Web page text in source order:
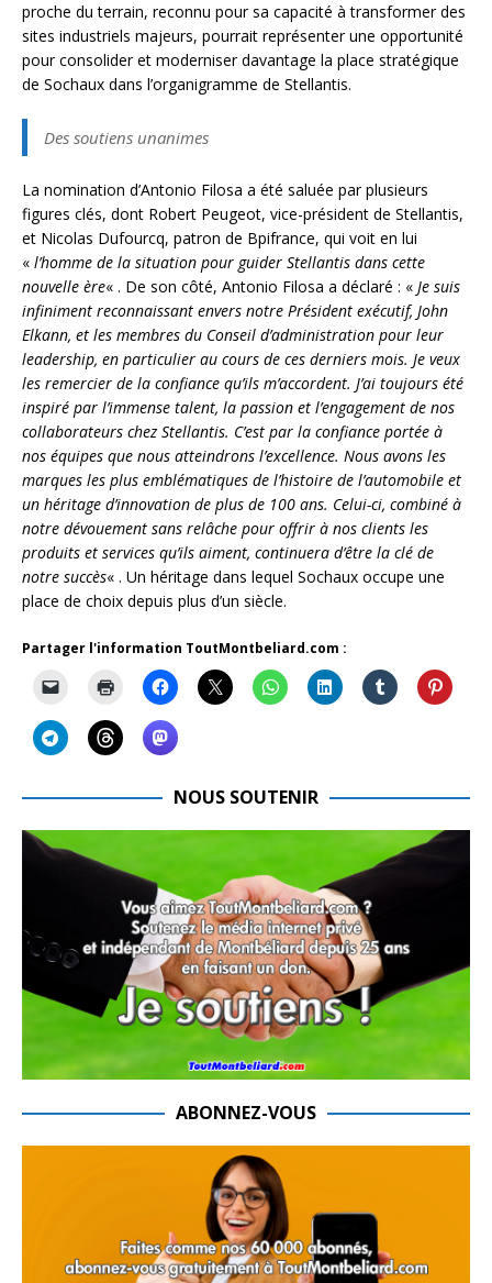
proche du terrain, reconnu pour sa capacité à transformer des
sites industriels majeurs, pourrait représenter une opportunité
pour consolider et moderniser davantage la place stratégique
de Sochaux dans l’organigramme de Stellantis.
Des soutiens unanimes
La nomination d’Antonio Filosa a été saluée par plusieurs
figures clés, dont Robert Peugeot, vice-président de Stellantis,
et Nicolas Dufourcq, patron de Bpifrance, qui voit en lui
« l’homme de la situation pour guider Stellantis dans cette
nouvelle ère« . De son côté, Antonio Filosa a déclaré : « Je suis
infiniment reconnaissant envers notre Président exécutif, John
Elkann, et les membres du Conseil d’administration pour leur
leadership, en particulier au cours de ces derniers mois. Je veux
les remercier de la confiance qu’ils m’accordent. J’ai toujours été
inspiré par l’immense talent, la passion et l’engagement de nos
collaborateurs chez Stellantis. C’est par la confiance portée à
nos équipes que nous atteindrons l’excellence. Nous avons les
marques les plus emblématiques de l’histoire de l’automobile et
un héritage d’innovation de plus de 100 ans. Celui-ci, combiné à
notre dévouement sans relâche pour offrir à nos clients les
produits et services qu’ils aiment, continuera d’être la clé de
notre succès« . Un héritage dans lequel Sochaux occupe une
place de choix depuis plus d’un siècle.
Partager l'information ToutMontbeliard.com :
NOUS SOUTENIR
ABONNEZ-VOUS